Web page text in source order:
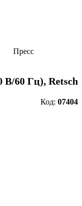
Пресс
В/60 Гц), Retsch
Код: 07404